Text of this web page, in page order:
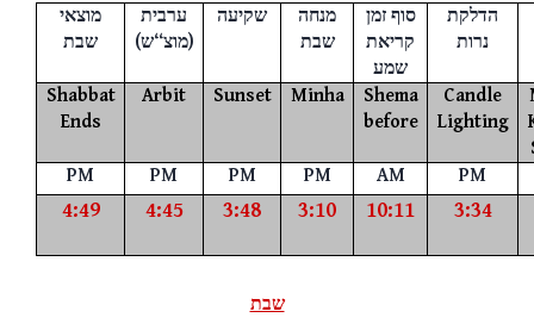
מוצאי
שבת
ערבית
)מוצ“ש(
שקיעה
מנחה
שבת
סוף זמן
קריאת
שמע
הדלקת
נרות
Shabbat
Ends
Arbit Sunset Minha
Shema
before
Candle
Lighting
PM
PM PM PM AM PM
4:49 4:45 3:48 3:10 10:11 3:34
שבת